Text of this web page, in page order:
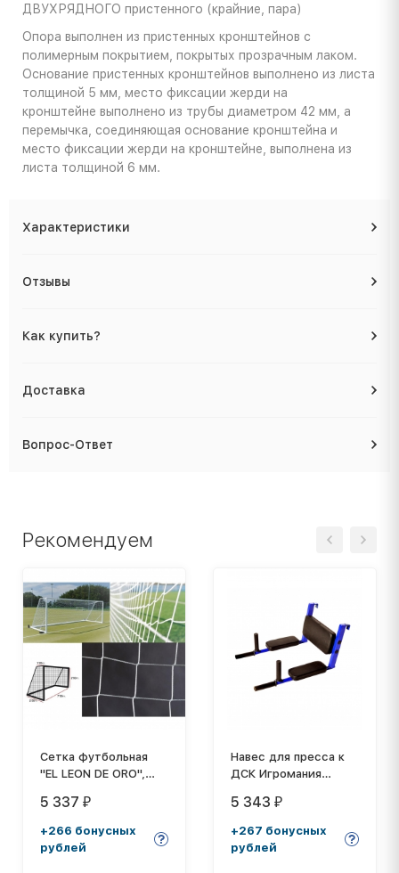
ДВУХРЯДНОГО пристенного (крайние, пара)
Опора выполнен из пристенных кронштейнов с
полимерным покрытием, покрытых прозрачным лаком.
Основание пристенных кронштейнов выполнено из листа
толщиной 5 мм, место фиксации жерди на
кронштейне выполнено из трубы диаметром 42 мм, а
перемычка, соединяющая основание кронштейна и
место фиксации жерди на кронштейне, выполнена из
листа толщиной 6 мм.
Характеристики
Отзывы
Как купить?
Доставка
Вопрос-Ответ
Рекомендуем
Сетка футбольная
"EL LEON DE ORO",
нить 3мм ПП,
квадратная ячейка
5 337 ₽
+266 бонусных
рублей
Навес для пресса к
ДСК Игромания
5 343 ₽
+267 бонусных
рублей